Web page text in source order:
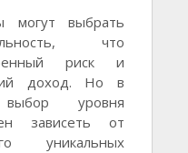
могут выбрать
что
риск и
доход. Но в
уровня
зависеть от
уникальных